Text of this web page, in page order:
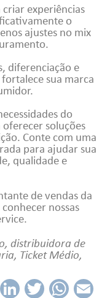
experiências
o
ajustes no mix
diferenciação e
sua marca
do
soluções
Conte com uma
para ajudar sua
qualidade e
de vendas da
nossas
, distribuidora de
, Ticket Médio,
Link Twit Wh Em